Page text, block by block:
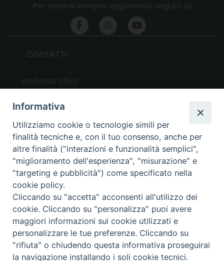
UTILITY
News
Altri articoli
Notizie nazionali
Download
Amministrazione Trasparente
Privacy e cookie policy
Informativa
Utilizziamo cookie o tecnologie simili per
finalità tecniche e, con il tuo consenso, anche per
altre finalità ("interazioni e funzionalità semplici",
"miglioramento dell'esperienza", "misurazione" e
"targeting e pubblicità") come specificato nella
cookie policy.
Cliccando su "accetta" acconsenti all'utilizzo dei
cookie. Cliccando su "personalizza" puoi avere
maggiori informazioni sui cookie utilizzati e
personalizzare le tue preferenze. Cliccando su
"rifiuta" o chiudendo questa informativa proseguirai
la navigazione installando i soli cookie tecnici.